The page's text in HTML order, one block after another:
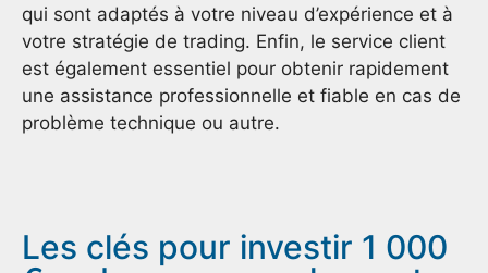
qui sont adaptés à votre niveau d’expérience et à
votre stratégie de trading. Enfin, le service client
est également essentiel pour obtenir rapidement
une assistance professionnelle et fiable en cas de
problème technique ou autre.
Les clés pour investir 1 000